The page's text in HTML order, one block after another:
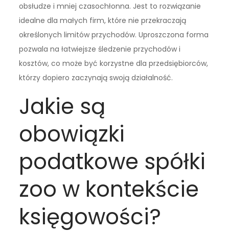
obsłudze i mniej czasochłonna. Jest to rozwiązanie
idealne dla małych firm, które nie przekraczają
określonych limitów przychodów. Uproszczona forma
pozwala na łatwiejsze śledzenie przychodów i
kosztów, co może być korzystne dla przedsiębiorców,
którzy dopiero zaczynają swoją działalność.
Jakie są
obowiązki
podatkowe spółki
zoo w kontekście
księgowości?